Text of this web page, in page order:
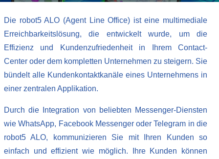
Die robot5 ALO (Agent Line Office) ist eine multimediale
Erreichbarkeitslösung, die entwickelt wurde, um die
Effizienz und Kundenzufriedenheit in Ihrem Contact-
Center oder dem kompletten Unternehmen zu steigern. Sie
bündelt alle Kundenkontaktkanäle eines Unternehmens in
einer zentralen Applikation.
Durch die Integration von beliebten Messenger-Diensten
wie WhatsApp, Facebook Messenger oder Telegram in die
robot5 ALO, kommunizieren Sie mit Ihren Kunden so
einfach und effizient wie möglich. Ihre Kunden können